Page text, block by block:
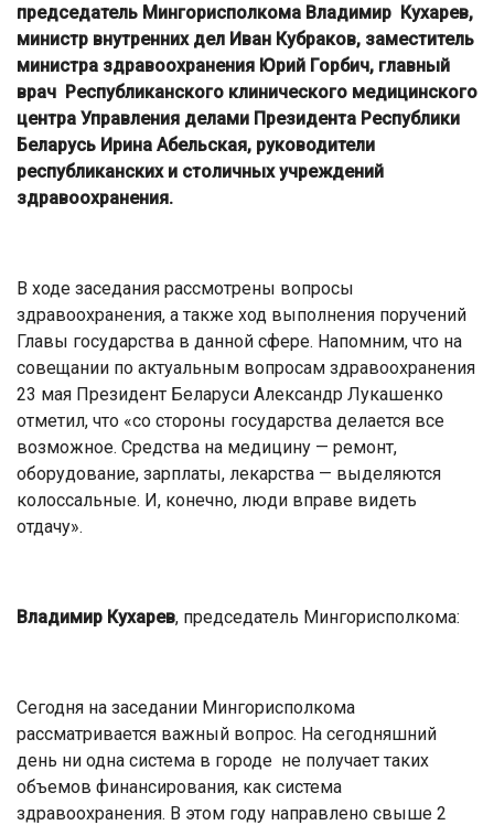
председатель Мингорисполкома Владимир Кухарев,
министр внутренних дел Иван Кубраков, заместитель
министра здравоохранения Юрий Горбич, главный
врач Республиканского клинического медицинского
центра Управления делами Президента Республики
Беларусь Ирина Абельская, руководители
республиканских и столичных учреждений
здравоохранения.
В ходе заседания рассмотрены вопросы
здравоохранения, а также ход выполнения поручений
Главы государства в данной сфере. Напомним, что на
совещании по актуальным вопросам здравоохранения
23 мая Президент Беларуси Александр Лукашенко
отметил, что «со стороны государства делается все
возможное. Средства на медицину — ремонт,
оборудование, зарплаты, лекарства — выделяются
колоссальные. И, конечно, люди вправе видеть
отдачу».
Владимир Кухарев, председатель Мингорисполкома:
Сегодня на заседании Мингорисполкома
рассматривается важный вопрос. На сегодняшний
день ни одна система в городе не получает таких
объемов финансирования, как система
здравоохранения. В этом году направлено свыше 2